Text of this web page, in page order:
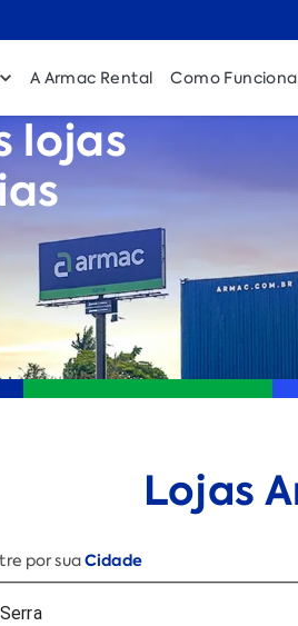
A Armac Rental Como Funciona
lojas
Lojas
por suaCidade
Serra